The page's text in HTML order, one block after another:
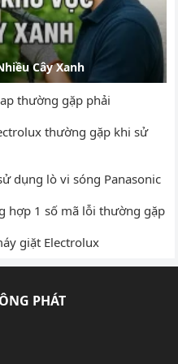
Cây Xanh
thường gặp phải
thường gặp khi sử
dụng lò vi sóng Panasonic
hợp 1 số mã lỗi thường gặp
giặt Electrolux
PHÁT